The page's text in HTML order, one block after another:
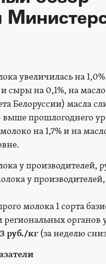
увеличилась на
сыры на 0,1%, на
Белоруссии) масла
выше прошлогоднего
на 1,7% и на
у производителей,
молока 1 сорта
руб./кг (за неделю